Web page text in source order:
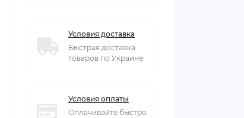
Условия доставка
Быстрая доставка
товаров по Украине
Условия оплаты
Оплачивайте быстро